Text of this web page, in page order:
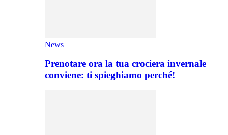
News
Prenotare ora la tua crociera invernale
conviene: ti spieghiamo perché!